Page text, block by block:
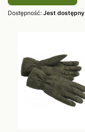
Dostępność: Jest dostępny